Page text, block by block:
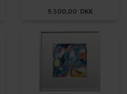
9.500,00 DKK